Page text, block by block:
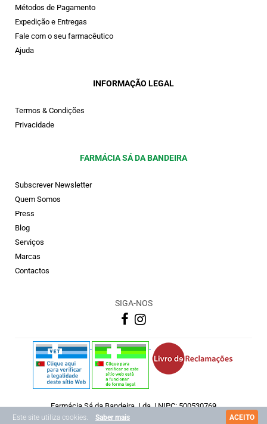
Este site utiliza cookies. Saber mais ACEITO
Métodos de Pagamento
Expedição e Entregas
Fale com o seu farmacêutico
Ajuda
INFORMAÇÃO LEGAL
Termos & Condições
Privacidade
FARMÁCIA SÁ DA BANDEIRA
Subscrever Newsletter
Quem Somos
Press
Blog
Serviços
Marcas
Contactos
SIGA-NOS
Farmácia Sá da Bandeira, Lda. | NIPC: 500530769
Copyright © 2026 Farmácia Sá Da Bandeira